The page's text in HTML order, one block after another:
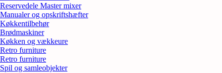
Reservedele Master mixer
Manualer og opskriftshæfter
Køkkentilbehør
Brødmaskiner
Køkken og vækkeure
Retro furniture
Retro furniture
Spil og samleobjekter